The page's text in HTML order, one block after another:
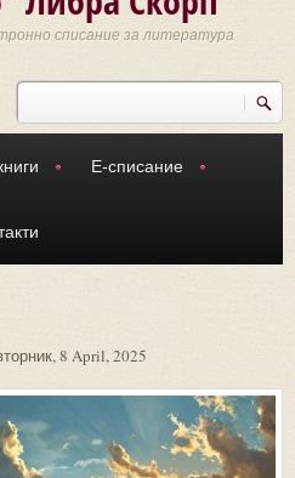
списание за литература
Търси
Е-списание
8 April, 2025